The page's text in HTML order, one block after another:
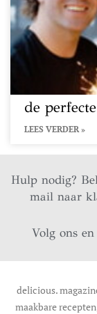
de
LEES VERDER »
Hulp nodig?
mail naar
Volg ons
delicious.
maakbare